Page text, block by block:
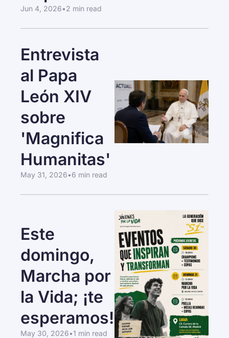
Jun 4, 2026•2 min read
Entrevista
al Papa
León XIV
sobre
'Magnifica
Humanitas'
May 31, 2026•6 min read
Este
domingo,
Marcha por
la Vida; ¡te
esperamos!
May 30, 2026•1 min read